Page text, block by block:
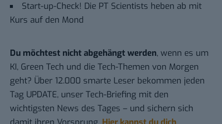
Start-up-Check! Die PT Scientists heben ab mit
Kurs auf den Mond
Du möchtest nicht abgehängt werden, wenn es um
KI, Green Tech und die Tech-Themen von Morgen
geht? Über 12.000 smarte Leser bekommen jeden
Tag UPDATE, unser Tech-Briefing mit den
wichtigsten News des Tages – und sichern sich